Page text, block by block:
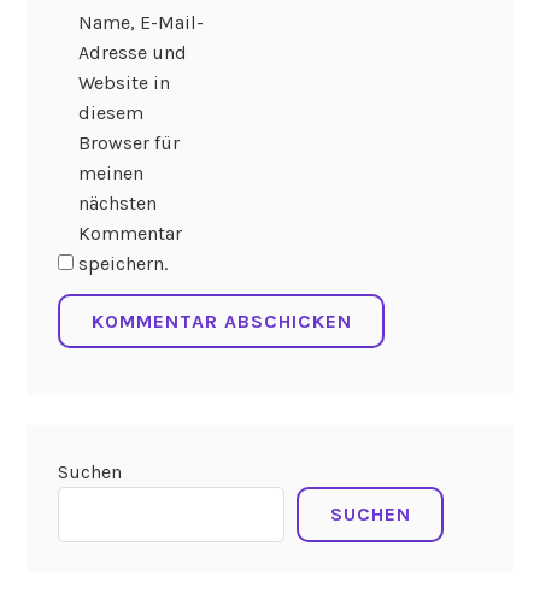
Name, E-Mail-
Adresse und
Website in
diesem
Browser für
meinen
nächsten
Kommentar
speichern.
Suchen
SUCHEN